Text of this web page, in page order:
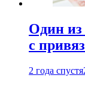
Один из
с
2 года спустя